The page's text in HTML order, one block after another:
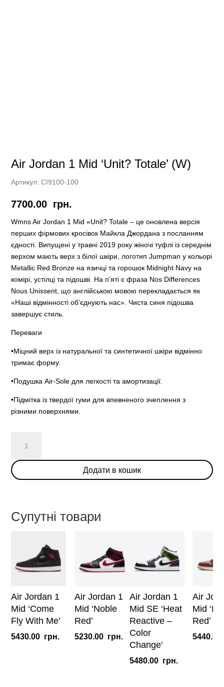
Air Jordan 1 Mid ‘Unit? Totale’ (W)
Артикул:CI9100-100
7700.00 грн.
Wmns Air Jordan 1 Mid «Unit? Totale – це оновлена версія
перших фірмових кросівок Майкла Джордана з посланням
єдності. Випущені у травні 2019 року жіночі туфлі із середнім
верхом мають верх з білої шкіри, логотип Jumpman у кольорі
Metallic Red Bronze на язичці та горошок Midnight Navy на
комірі, устілці та підошві. На п’яті є фраза Nos Differences
Nous Unissent, що англійською мовою перекладається як
«Наші відмінності об’єднують нас». Чиста синя підошва
завершує стиль.
Переваги
•Міцний верх із натуральної та синтетичної шкіри відмінно
тримає форму.
•Подушка Air-Sole для легкості та амортизації.
•Підмітка із твердої гуми для впевненого зчеплення з
різними поверхнями.
Jordan
1
Mid
кількість
Додати в кошик
Супутні товари
Air Jordan 1
Mid ‘Come
Fly With Me’
5430.00 грн.
Air Jordan 1
Mid ‘Noble
Red’
5230.00 грн.
Air Jordan 1
Mid SE ‘Heat
Reactive –
Color
Change’
5480.00 грн.
Air
Mid
Red’
5440.00